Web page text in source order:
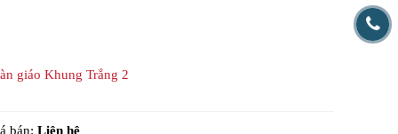
giáo Khung Trắng 2
bán: Liên hệ